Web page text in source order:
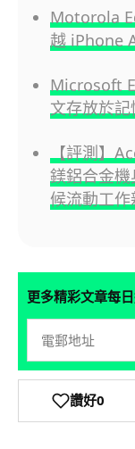
Motorola
越 iPhone
Microsoft
文存放於
【評測】
鎂鋁合金
候流動工作
更多精彩文章每
讚好0